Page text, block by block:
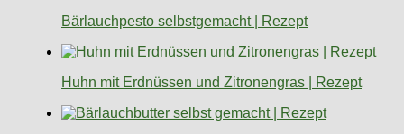
Bärlauchpesto selbstgemacht | Rezept
Huhn mit Erdnüssen und Zitronengras | Rezept